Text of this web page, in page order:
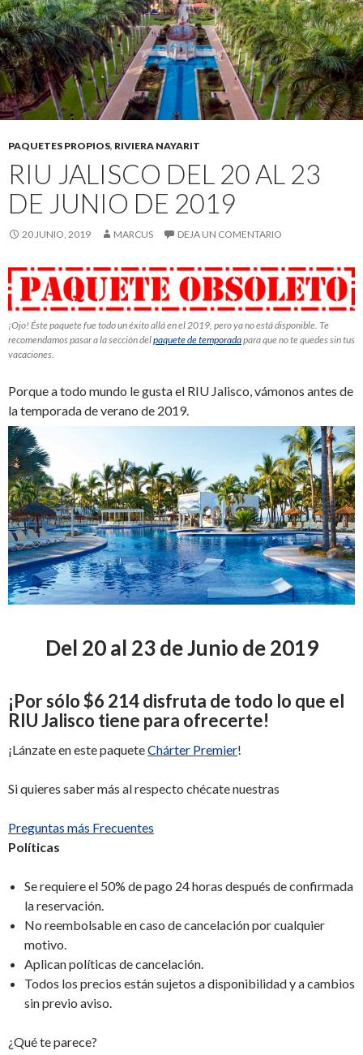
PAQUETES PROPIOS, RIVIERA NAYARIT
RIU JALISCO DEL 20 AL 23
DE JUNIO DE 2019
20 JUNIO, 2019 MARCUS DEJA UN COMENTARIO
¡Ojo! Éste paquete fue todo un éxito allá en el 2019, pero ya no está disponible. Te
recomendamos pasar a la sección delpaquete de temporadapara que no te quedes sin tus
vacaciones.
Porque a todo mundo le gusta el RIU Jalisco, vámonos antes de
la temporada de verano de 2019.
Del 20 al 23 de Junio de 2019
¡Por sólo$6 214disfruta de todo lo que el
RIU Jalisco tiene para ofrecerte!
¡Lánzate en este paqueteChárter Premier!
Si quieres saber más al respecto chécate nuestras
Preguntas más Frecuentes
Políticas
Se requiere el 50% de pago 24 horas después de confirmada
la reservación.
No reembolsable en caso de cancelación por cualquier
motivo.
Aplican políticas de cancelación.
Todos los precios están sujetos a disponibilidad y a cambios
sin previo aviso.
¿Qué te parece?